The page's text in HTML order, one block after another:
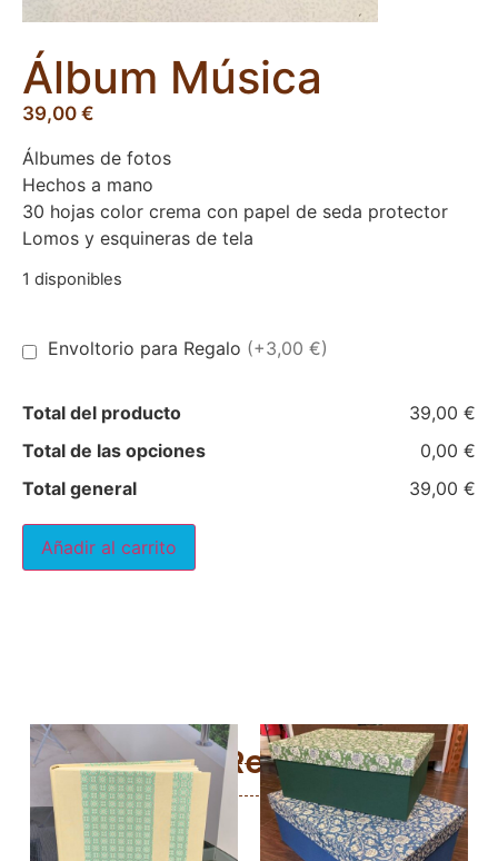
Álbum Música
39,00 €
Álbumes de fotos
Hechos a mano
30 hojas color crema con papel de seda protector
Lomos y esquineras de tela
1 disponibles
Envoltorio para Regalo (+3,00 €)
Total del producto
39,00 €
Total de las opciones
0,00 €
Total general
39,00 €
Añadir al carrito
Productos Relacionados